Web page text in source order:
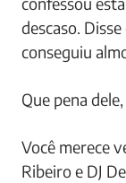
descaso.
conseguiu
Que pena
Você merece
Ribeiro e DJ